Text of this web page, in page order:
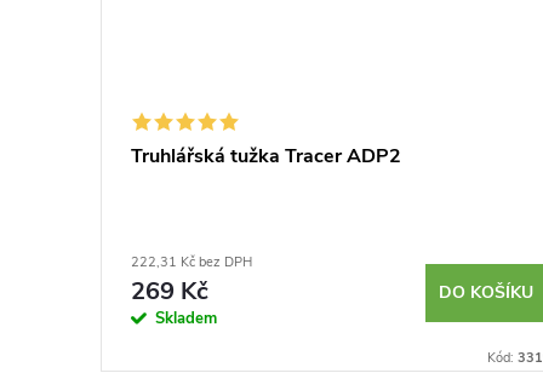
Truhlářská tužka Tracer ADP2
222,31 Kč bez DPH
269 Kč
Skladem
DO KOŠÍKU
Kód: